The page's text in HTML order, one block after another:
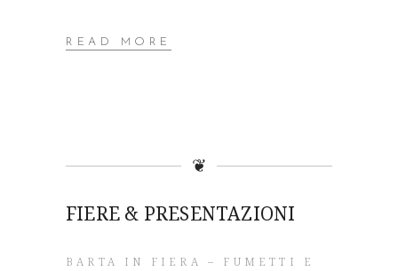
READ MORE
❦
FIERE & PRESENTAZIONI
BARTA IN FIERA – FUMETTI E